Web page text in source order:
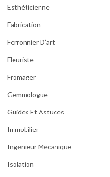
Esthéticienne
Fabrication
Ferronnier D’art
Fleuriste
Fromager
Gemmologue
Guides Et Astuces
Immobilier
Ingénieur Mécanique
Isolation